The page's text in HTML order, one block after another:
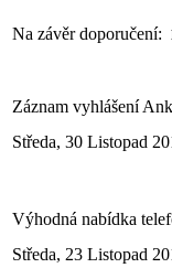
Na závěr doporučení:
Záznam vyhlášení
Středa, 30 Listopad
Výhodná nabídka
Středa, 23 Listopad